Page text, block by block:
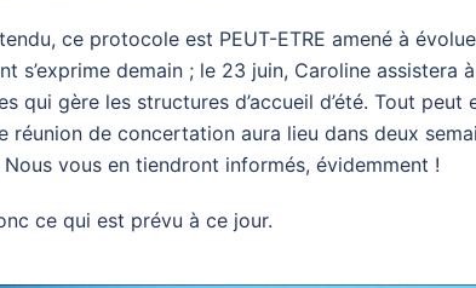
ce protocole est PEUT-ETRE amené à
s’exprime demain ; le 23 juin, Caroline assistera
qui gère les structures d’accueil d’été. Tout peut
réunion de concertation aura lieu dans deux
Nous vous en tiendront informés, évidemment !
ce qui est prévu à ce jour.